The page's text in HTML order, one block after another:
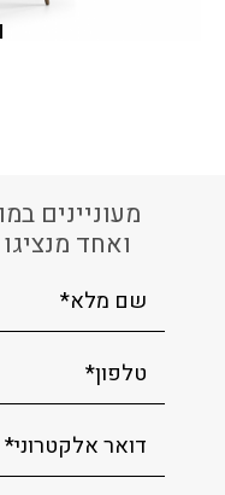
מעוניינים
ואחד